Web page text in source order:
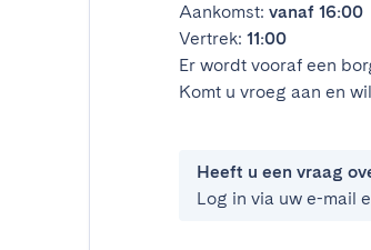
Aankomst: vanaf 16:00
Vertrek: 11:00
Er wordt vooraf een
Komt u vroeg aan en
Heeft u een vraag
Log in via uw e-mail